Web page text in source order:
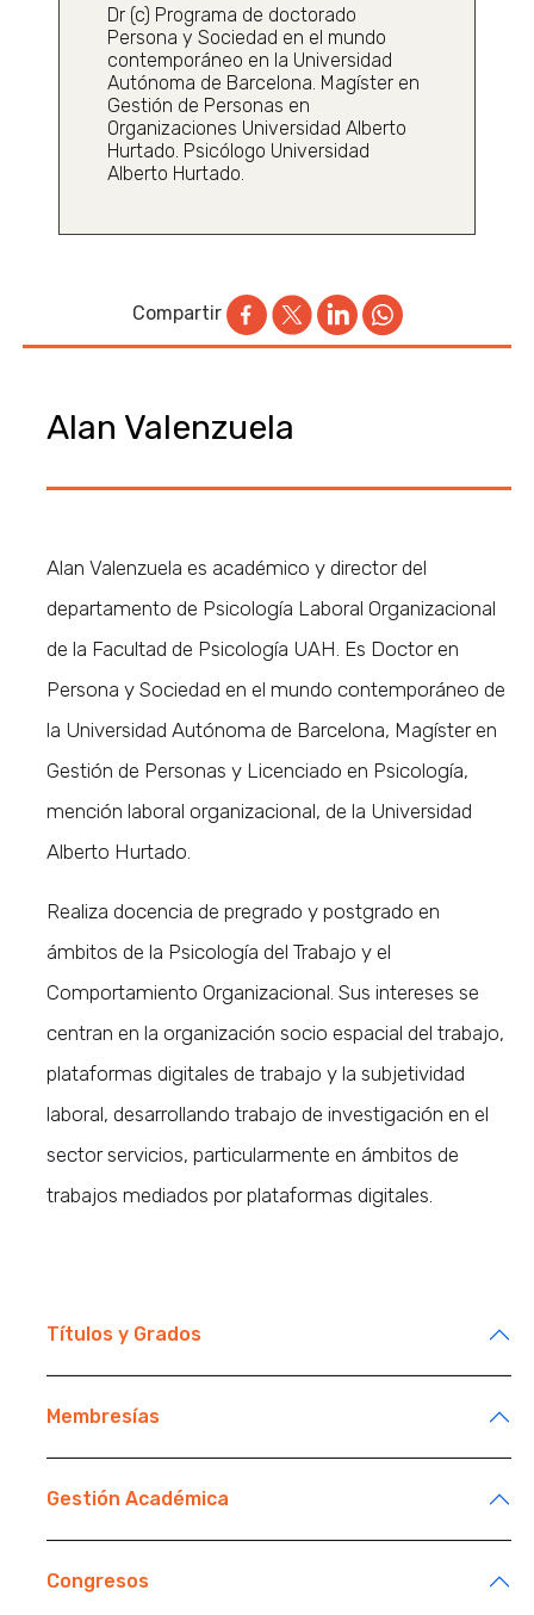
Dr (c) Programa de doctorado
Persona y Sociedad en el mundo
contemporáneo en la Universidad
Autónoma de Barcelona. Magíster en
Gestión de Personas en
Organizaciones Universidad Alberto
Hurtado. Psicólogo Universidad
Alberto Hurtado.
Compartir
Alan Valenzuela
Alan Valenzuela es académico y director del
departamento de Psicología Laboral Organizacional
de la Facultad de Psicología UAH. Es Doctor en
Persona y Sociedad en el mundo contemporáneo de
la Universidad Autónoma de Barcelona, Magíster en
Gestión de Personas y Licenciado en Psicología,
mención laboral organizacional, de la Universidad
Alberto Hurtado.
Realiza docencia de pregrado y postgrado en
ámbitos de la Psicología del Trabajo y el
Comportamiento Organizacional. Sus intereses se
centran en la organización socio espacial del trabajo,
plataformas digitales de trabajo y la subjetividad
laboral, desarrollando trabajo de investigación en el
sector servicios, particularmente en ámbitos de
trabajos mediados por plataformas digitales.
Títulos y Grados
Membresías
Gestión Académica
Congresos